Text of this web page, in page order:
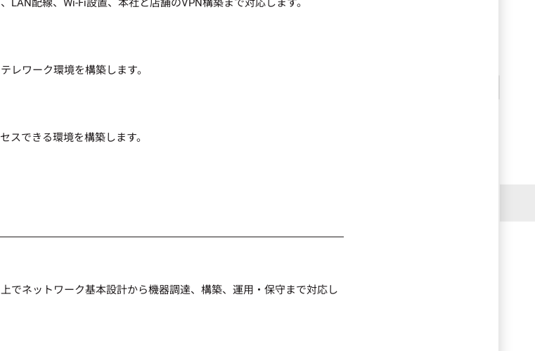
レワーク環境を構築します。
スできる環境を構築します。
でネットワーク基本設計から機器調達、構築、運用・保守まで対応し